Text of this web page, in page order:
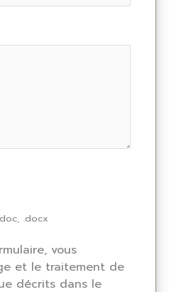
.docx
vous
et le traitement de
décrits dans le